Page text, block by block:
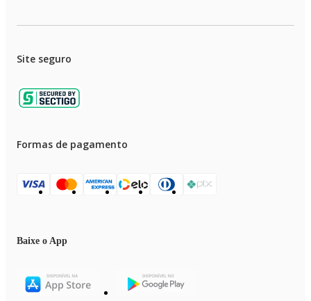
Site seguro
Formas de pagamento
Baixe o App